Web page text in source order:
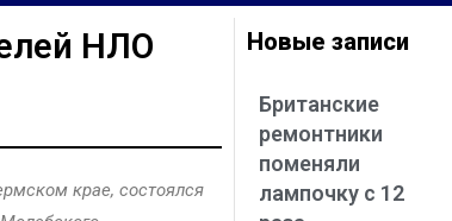
НЛО
крае, состоялся
Новые записи
Британские
ремонтники
поменяли
лампочку с 12